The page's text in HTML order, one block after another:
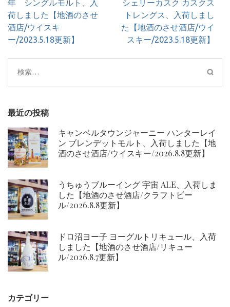
ナ
ビ
ゲ
ョ
ン
年 シングルモルト、入
荷しました【地酒のさせ
酒店/ウイスキ
ー/2023.5.18更新】
シェリーカスク カスクス
トレングス、入荷しまし
た【地酒のさせ酒店/ウイ
スキー/2023.5.18更新】
検
索:
最近の投稿
キャンベルタウンジャーニー ハンターレイ
ン ブレンデットモルト、入荷しました【地
酒のさせ酒店/ウイスキー/2026.8.8更新】
うちゅうブルーイング 宇宙 ALE、入荷しま
した【地酒のさせ酒店/クラフトビー
ル/2026.8.8更新】
ドロ沼ヨー子 ヨーグルトリキュール、入荷
しました【地酒のさせ酒店/リキュー
ル/2026.8.7更新】
カテゴリー